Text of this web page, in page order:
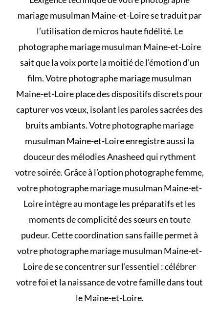
mariage musulman Maine-et-Loire se traduit par
l’utilisation de micros haute fidélité. Le
photographe mariage musulman Maine-et-Loire
sait que la voix porte la moitié de l’émotion d’un
film. Votre photographe mariage musulman
Maine-et-Loire place des dispositifs discrets pour
capturer vos vœux, isolant les paroles sacrées des
bruits ambiants. Votre photographe mariage
musulman Maine-et-Loire enregistre aussi la
douceur des mélodies Anasheed qui rythment
votre soirée. Grâce à l’option photographe femme,
votre photographe mariage musulman Maine-et-
Loire intègre au montage les préparatifs et les
moments de complicité des sœurs en toute
pudeur. Cette coordination sans faille permet à
votre photographe mariage musulman Maine-et-
Loire de se concentrer sur l’essentiel : célébrer
votre foi et la naissance de votre famille dans tout
le Maine-et-Loire.